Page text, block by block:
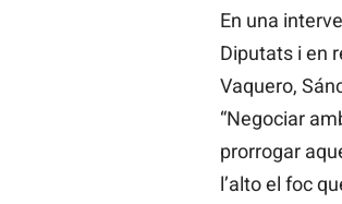
En una
Diputats i en
Vaquero,
“Negociar
prorrogar
l’alto el foc